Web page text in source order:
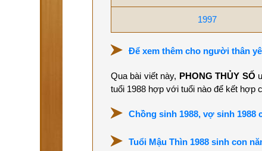
1997
Để xem thêm cho người thân
Qua bài viết này, PHONG THỦY SỐ
tuổi 1988 hợp với tuổi nào để kết hợp
Chồng sinh 1988, vợ sinh 1988
Tuổi Mậu Thìn 1988 sinh con